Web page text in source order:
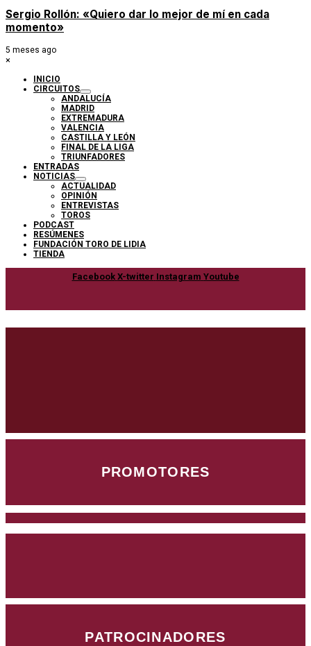
Sergio Rollón: «Quiero dar lo mejor de mí en cada
momento»
5 meses ago
×
INICIO
CIRCUITOS
ANDALUCÍA
MADRID
EXTREMADURA
VALENCIA
CASTILLA Y LEÓN
FINAL DE LA LIGA
TRIUNFADORES
ENTRADAS
NOTICIAS
ACTUALIDAD
OPINIÓN
ENTREVISTAS
TOROS
PODCAST
RESÚMENES
FUNDACIÓN TORO DE LIDIA
TIENDA
Facebook X-twitter Instagram Youtube
PROMOTORES
PATROCINADORES